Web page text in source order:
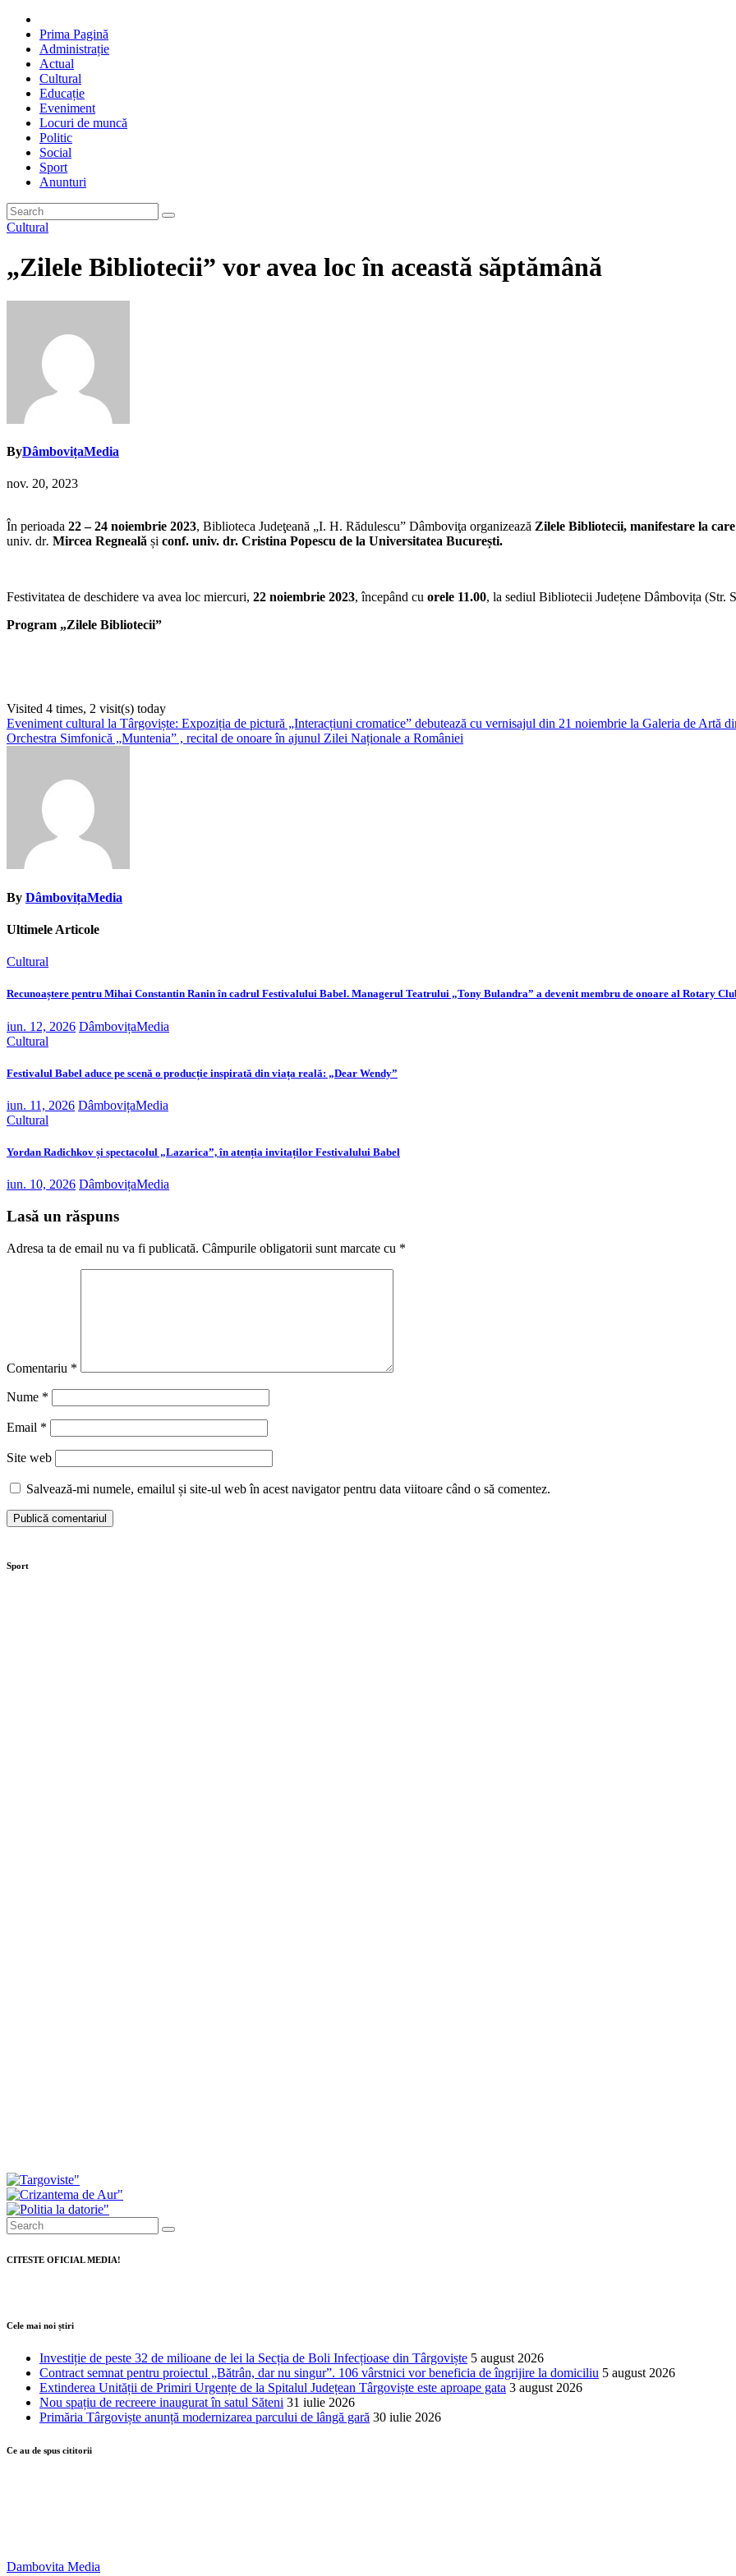
Prima Pagină
Administrație
Actual
Cultural
Educație
Eveniment
Locuri de muncă
Politic
Social
Sport
Anunturi
Cultural
„Zilele Bibliotecii” vor avea loc în această săptămână
ByDâmbovițaMedia
nov. 20, 2023
În perioada 22 – 24 noiembrie 2023, Biblioteca Judeţeană „I. H. Rădulescu” Dâmboviţa organizează Zilele Bibliotecii, manifestare la
univ. dr. Mircea Regneală și conf. univ. dr. Cristina Popescu de la Universitatea București.
Festivitatea de deschidere va avea loc miercuri, 22 noiembrie 2023, începând cu orele 11.00, la sediul Bibliotecii Județene Dâmbovița (Str.
Program „Zilele Bibliotecii”
Visited 4 times, 2 visit(s) today
Navigare
în
Eveniment cultural la Târgoviște: Expoziția de pictură „Interacțiuni cromatice” debutează cu vernisajul din 21 noiembrie la Galeria de Artă
Orchestra Simfonică „Muntenia” , recital de onoare în ajunul Zilei Naționale a României
By DâmbovițaMedia
Ultimele Articole
Cultural
Recunoaștere pentru Mihai Constantin Ranin în cadrul Festivalului Babel. Managerul Teatrului „Tony Bulandra” a devenit membru de onoare al Rotary
iun. 12, 2026 DâmbovițaMedia
Cultural
Festivalul Babel aduce pe scenă o producție inspirată din viața reală: „Dear Wendy”
iun. 11, 2026 DâmbovițaMedia
Cultural
Yordan Radichkov și spectacolul „Lazarica”, în atenția invitaților Festivalului Babel
iun. 10, 2026 DâmbovițaMedia
Lasă un răspuns
Adresa ta de email nu va fi publicată. Câmpurile obligatorii sunt marcate cu *
Comentariu *
Nume *
Email *
Site web
Salvează-mi numele, emailul și site-ul web în acest navigator pentru data viitoare când o să comentez.
Sport
CITESTE OFICIAL MEDIA!
Cele mai noi știri
Investiție de peste 32 de milioane de lei la Secția de Boli Infecțioase din Târgoviște 5 august 2026
Contract semnat pentru proiectul „Bătrân, dar nu singur”. 106 vârstnici vor beneficia de îngrijire la domiciliu 5 august 2026
Extinderea Unității de Primiri Urgențe de la Spitalul Județean Târgoviște este aproape gata 3 august 2026
Nou spațiu de recreere inaugurat în satul Săteni 31 iulie 2026
Primăria Târgoviște anunță modernizarea parcului de lângă gară 30 iulie 2026
Ce au de spus cititorii
Dambovita Media